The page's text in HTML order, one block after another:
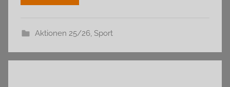
Aktionen 25/26, Sport